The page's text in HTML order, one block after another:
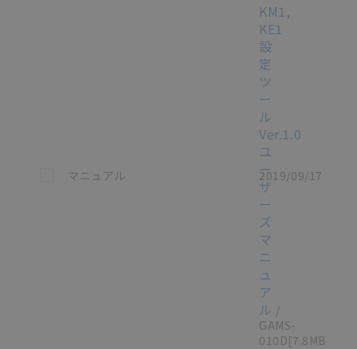
この資料を選択
マニュアル
KM1,
KE1
設
定
ツ
ー
ル
Ver.1.0
ユ
ー
ザ
ー
ズ
マ
ニ
ュ
ア
ル /
GAMS-
010D[7.8MB]
2019/09/17